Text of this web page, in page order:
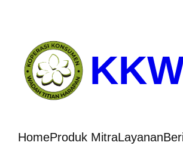
content
HomeProduk MitraLayanan